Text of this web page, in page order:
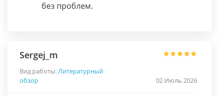
без проблем.
Sergej_m
Вид работы:Литературный
обзор
02 Июль 2026